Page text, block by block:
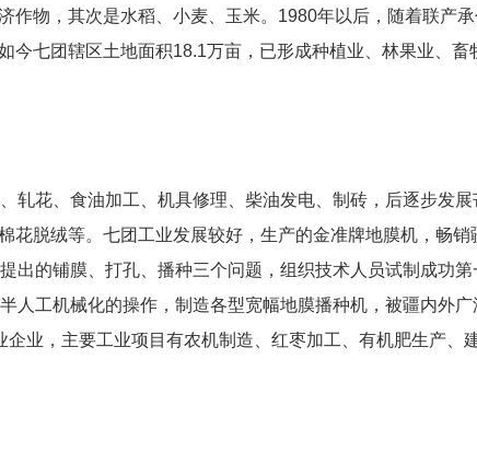
作物，其次是水稻、小麦、玉米。1980年以后，随着联产
今七团辖区土地面积18.1万亩，已形成种植业、林果业、畜
轧花、食油加工、机具修理、柴油发电、制砖，后逐步发
花脱绒等。七团工业发展较好，生产的金准牌地膜机，畅销
出的铺膜、打孔、播种三个问题，组织技术人员试制成功第
人工机械化的操作，制造各型宽幅地膜播种机，被疆内外广
业，主要工业项目有农机制造、红枣加工、有机肥生产、